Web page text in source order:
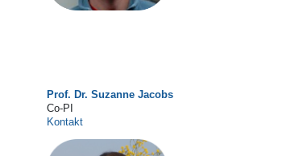
Prof. Dr. Suzanne Jacobs
Co-PI
Kontakt